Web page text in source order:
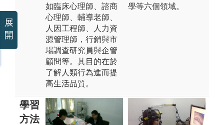
如臨床心理師、諮商
心理師、輔導老師、
人因工程師、人力資
源管理師，行銷與市
場調查研究員與企管
顧問等。其目的在於
了解人類行為進而提
高生活品質。
學等六個領域。
學習
方法
展
開